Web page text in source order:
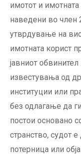
имотот и
наведени во член
утврдување на
имотната корист
јавниот
известувања од
институции или
без одлагање да
постои основано
странство, судот
потерница или